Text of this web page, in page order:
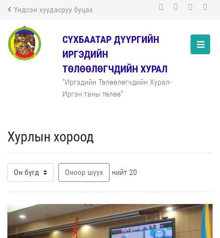
Үндсэн хуудасруу буцах
СҮХБААТАР ДҮҮРГИЙН
ИРГЭДИЙН
ТӨЛӨӨЛӨГЧДИЙН ХУРАЛ
"Иргэдийн Төлөөлөгчдийн Хурал-
Иргэн таны төлөө"
Хурлын хороод
Оноор шүүх нийт 20